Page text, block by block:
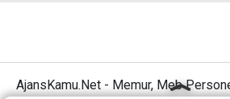
AjansKamu.Net - Memur, Meb